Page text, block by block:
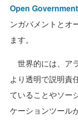
Open Government
ンガバメントとオ
ます。
世界的には、ア
より透明で説明責
ていることやソー
ケーションツール